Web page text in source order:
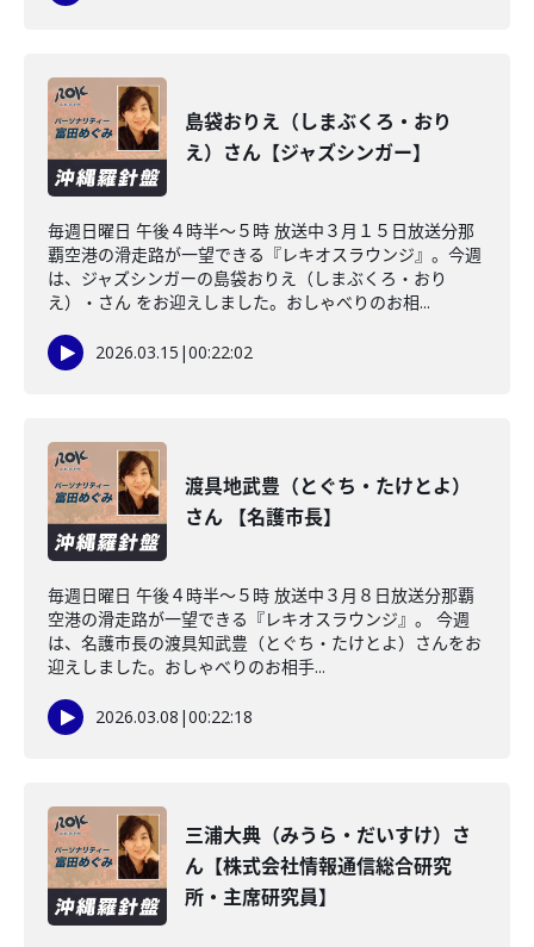
島袋おりえ（しまぶくろ・おり
え）さん【ジャズシンガー】
毎週日曜日 午後４時半～５時 放送中３月１５日放送分那
覇空港の滑走路が一望できる『レキオスラウンジ』。今週
は、ジャズシンガーの島袋おりえ（しまぶくろ・おり
え）・さん をお迎えしました。おしゃべりのお相...
2026.03.15 |00:22:02
渡具地武豊（とぐち・たけとよ）
さん 【名護市長】
毎週日曜日 午後４時半～５時 放送中３月８日放送分那覇
空港の滑走路が一望できる『レキオスラウンジ』。 今週
は、名護市長の渡具知武豊（とぐち・たけとよ）さんをお
迎えしました。おしゃべりのお相手...
2026.03.08 |00:22:18
三浦大典（みうら・だいすけ）さ
ん【株式会社情報通信総合研究
所・主席研究員】